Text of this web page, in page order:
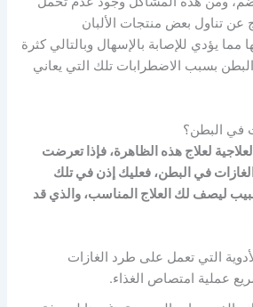
عن تناول بعض منتجات الألبان
مما يؤدي للإصابة بالإسهال وبالتالي كثرة
بسبب الاضطرابات تلك التي يعاني
في البطن؟
لعلاج هذه الظاهرة، فإذا تعرضت
في البطن، فعليك إذن في تلك
ليصف لك العلاج المناسب، والذي قد
التي تعمل على طرد الغازات
عملية امتصاص الغذاء.